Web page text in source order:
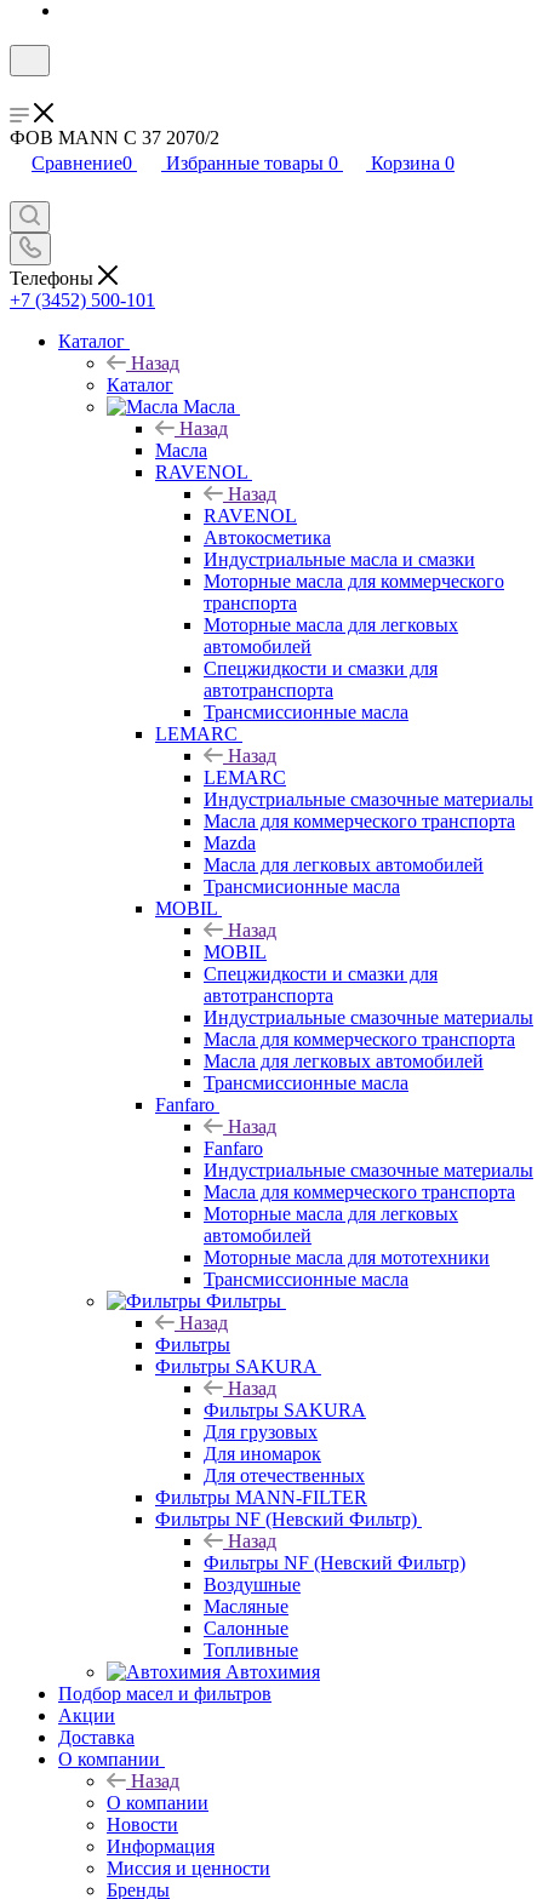
ФОВ MANN C 37 2070/2
Сравнение0 Избранные товары 0 Корзина 0
Телефоны
+7 (3452) 500-101
Каталог
Назад
Каталог
Масла
Назад
Масла
RAVENOL
Назад
RAVENOL
Автокосметика
Индустриальные масла и смазки
Моторные масла для коммерческого
транспорта
Моторные масла для легковых
автомобилей
Спецжидкости и смазки для
автотранспорта
Трансмиссионные масла
LEMARC
Назад
LEMARC
Индустриальные смазочные материалы
Масла для коммерческого транспорта
Mazda
Масла для легковых автомобилей
Трансмисионные масла
MOBIL
Назад
MOBIL
Cпецжидкости и смазки для
автотранспорта
Индустриальные смазочные материалы
Масла для коммерческого транспорта
Масла для легковых автомобилей
Трансмиссионные масла
Fanfaro
Назад
Fanfaro
Индустриальные смазочные материалы
Масла для коммерческого транспорта
Моторные масла для легковых
автомобилей
Моторные масла для мототехники
Трансмиссионные масла
Фильтры
Назад
Фильтры
Фильтры SAKURA
Назад
Фильтры SAKURA
Для грузовых
Для иномарок
Для отечественных
Фильтры MANN-FILTER
Фильтры NF (Невский Фильтр)
Назад
Фильтры NF (Невский Фильтр)
Воздушные
Масляные
Салонные
Топливные
Автохимия
Подбор масел и фильтров
Акции
Доставка
О компании
Назад
О компании
Новости
Информация
Миссия и ценности
Бренды